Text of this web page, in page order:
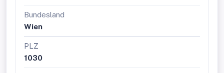
Bundesland
Wien
PLZ
1030